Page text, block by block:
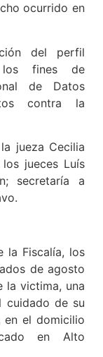
ocurrido en
del perfil
los fines de
de Datos
contra la
jueza Cecilia
jueces Luís
secretaría a
la Fiscalía, los
de agosto
la victima, una
cuidado de su
en el domicilio
en Alto